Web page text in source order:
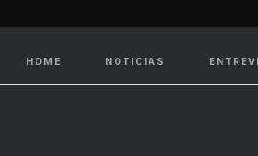
HOME NOTICIAS